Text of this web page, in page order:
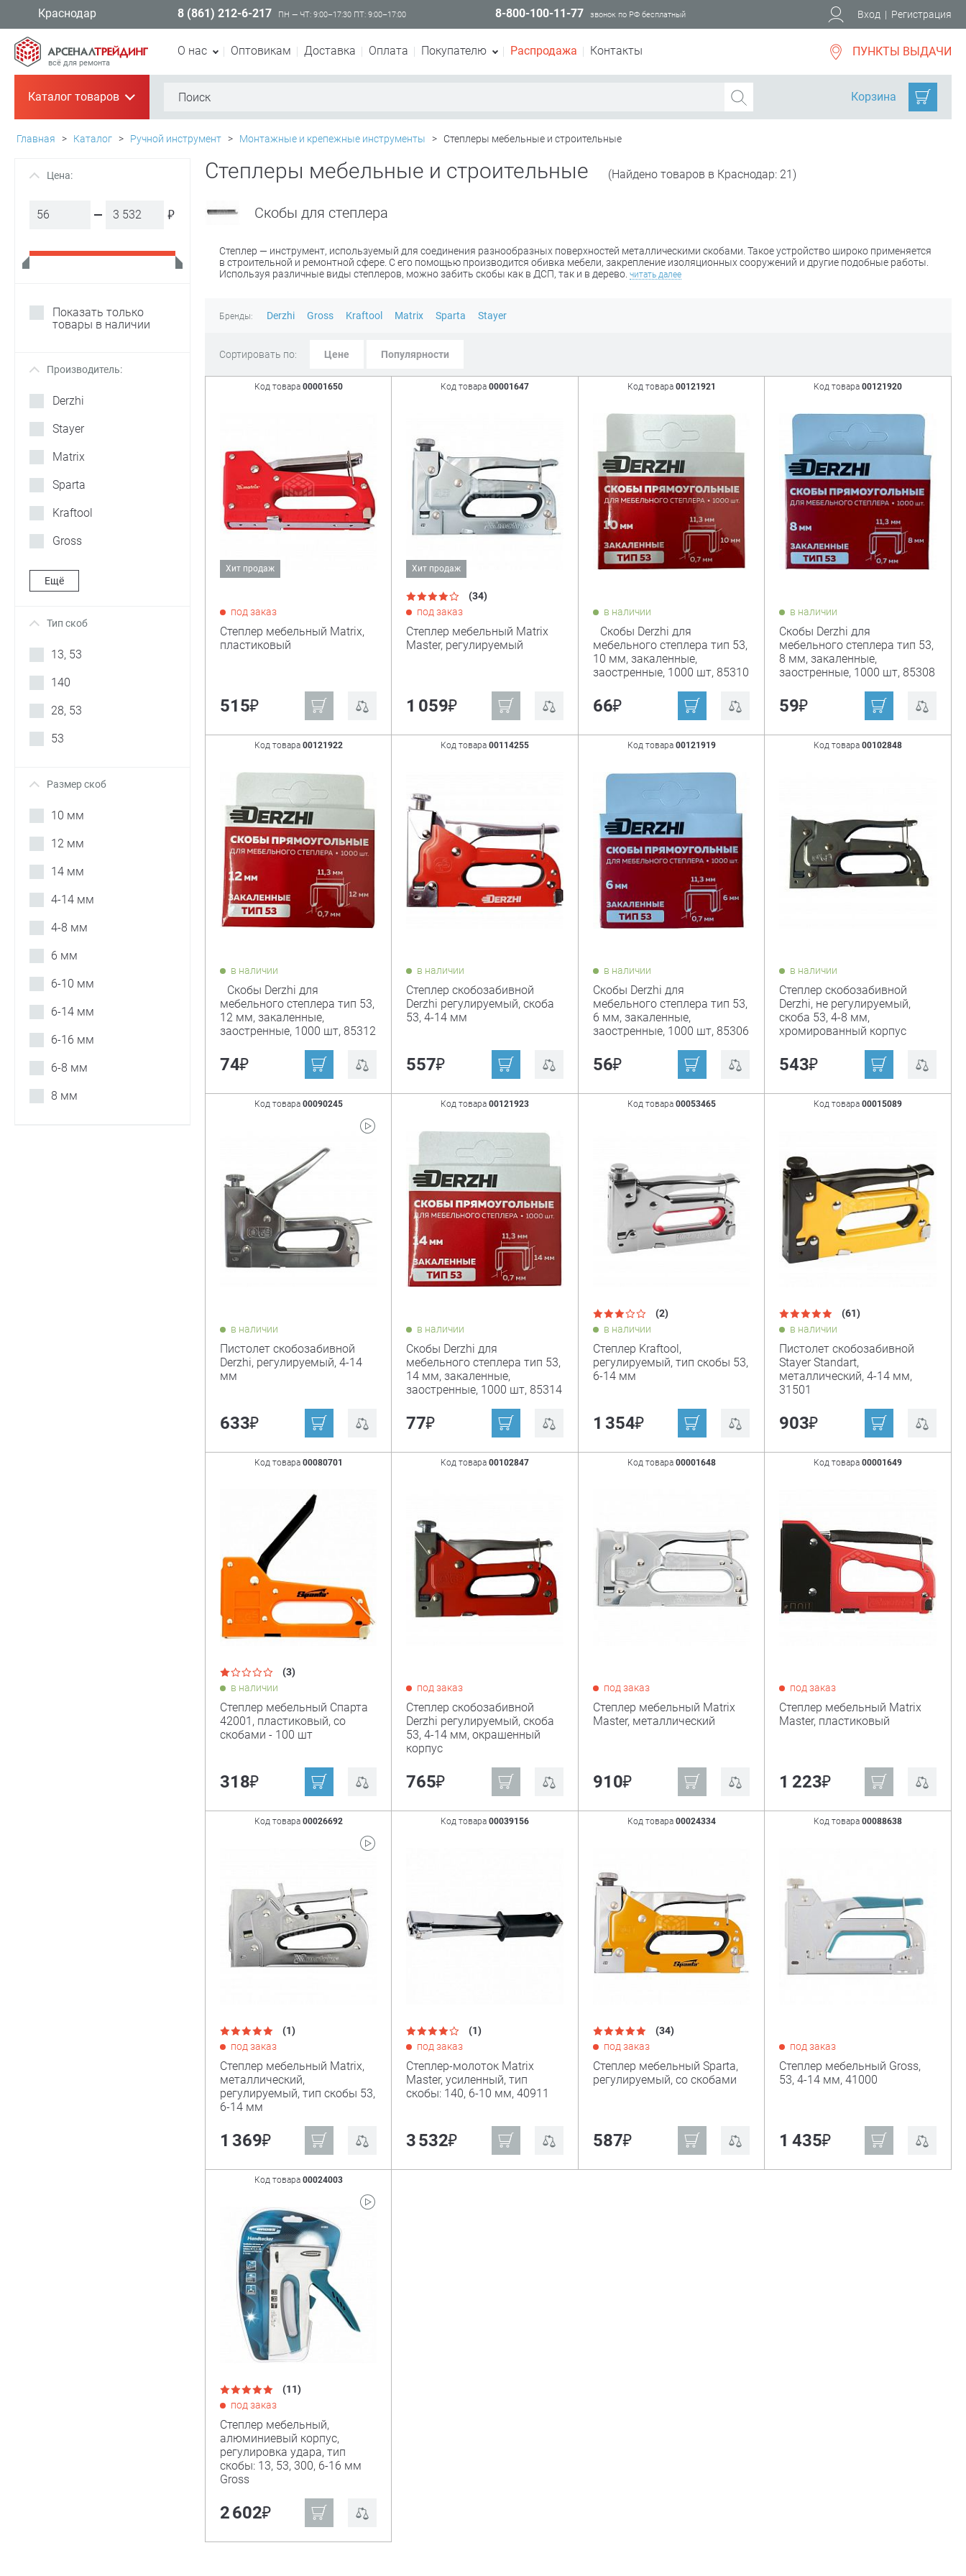
Краснодар 8 (861) 212-6-217 ПН — ЧТ: 9:00–17:30 ПТ: 9:00–17:00 8-800-100-11-77 звонок по РФ бесплатный Вход | Регистрация
всё для ремонта
О нас Оптовикам Доставка Оплата Покупателю Распродажа Контакты ПУНКТЫ ВЫДАЧИ
Каталог товаров+ Корзина
Главная > Каталог > Ручной инструмент > Монтажные и крепежные инструменты > Степлеры мебельные и строительные
+ Цена:
₽
Показать только
товары в наличии
+ Производитель:
Derzhi
Stayer
Matrix
Sparta
Kraftool
Gross
Ещё
+ Тип скоб
13, 53
140
28, 53
53
+ Размер скоб
10 мм
12 мм
14 мм
4-14 мм
4-8 мм
6 мм
6-10 мм
6-14 мм
6-16 мм
6-8 мм
8 мм
Степлеры мебельные и строительные (Найдено товаров в Краснодар: 21)
Скобы для степлера
Степлер — инструмент, используемый для соединения разнообразных поверхностей металлическими скобами. Такое устройство широко применяется
в строительной и ремонтной сфере. С его помощью производится обивка мебели, закрепление изоляционных сооружений и другие подобные работы.
Используя различные виды степлеров, можно забить скобы как в ДСП, так и в дерево. читать далее
Бренды: Derzhi Gross Kraftool Matrix Sparta Stayer
Сортировать по: Цене Популярности
Код товара 00001650
Хит продаж
под заказ
Степлер мебельный Matrix,
пластиковый
515₽
Код товара00001647
Хит продаж
(34)
под заказ
Степлер мебельный Matrix
Master, регулируемый
1 059₽
Код товара 00121921
в наличии
Скобы Derzhi для
мебельного степлера тип 53,
10 мм, закаленные,
заостренные, 1000 шт, 85310
66₽
Код товара00121920
в наличии
Скобы Derzhi для
мебельного степлера тип 53,
8 мм, закаленные,
заостренные, 1000 шт, 85308
59₽
Код товара 00121922
в наличии
Скобы Derzhi для
мебельного степлера тип 53,
12 мм, закаленные,
заостренные, 1000 шт, 85312
74₽
Код товара00114255
в наличии
Степлер скобозабивной
Derzhi регулируемый, скоба
53, 4-14 мм
557₽
Код товара 00121919
в наличии
Скобы Derzhi для
мебельного степлера тип 53,
6 мм, закаленные,
заостренные, 1000 шт, 85306
56₽
Код товара00102848
в наличии
Степлер скобозабивной
Derzhi, не регулируемый,
скоба 53, 4-8 мм,
хромированный корпус
543₽
Код товара 00090245
в наличии
Пистолет скобозабивной
Derzhi, регулируемый, 4-14
мм
633₽
Код товара00121923
в наличии
Скобы Derzhi для
мебельного степлера тип 53,
14 мм, закаленные,
заостренные, 1000 шт, 85314
77₽
Код товара 00053465
(2)
в наличии
Степлер Kraftool,
регулируемый, тип скобы 53,
6-14 мм
1 354₽
Код товара00015089
(61)
в наличии
Пистолет скобозабивной
Stayer Standart,
металлический, 4-14 мм,
31501
903₽
Код товара 00080701
(3)
в наличии
Степлер мебельный Спарта
42001, пластиковый, со
скобами - 100 шт
318₽
Код товара00102847
под заказ
Степлер скобозабивной
Derzhi регулируемый, скоба
53, 4-14 мм, окрашенный
корпус
765₽
Код товара 00001648
под заказ
Степлер мебельный Matrix
Master, металлический
910₽
Код товара00001649
под заказ
Степлер мебельный Matrix
Master, пластиковый
1 223₽
Код товара 00026692
(1)
под заказ
Степлер мебельный Matrix,
металлический,
регулируемый, тип скобы 53,
6-14 мм
1 369₽
Код товара00039156
(1)
под заказ
Степлер-молоток Matrix
Master, усиленный, тип
скобы: 140, 6-10 мм, 40911
3 532₽
Код товара 00024334
(34)
под заказ
Степлер мебельный Sparta,
регулируемый, со скобами
587₽
Код товара00088638
под заказ
Степлер мебельный Gross,
53, 4-14 мм, 41000
1 435₽
Код товара 00024003
(11)
под заказ
Степлер мебельный,
алюминиевый корпус,
регулировка удара, тип
скобы: 13, 53, 300, 6-16 мм
Gross
2 602₽